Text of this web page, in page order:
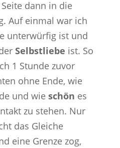
dann in die
Auf einmal war ich
unterwürfig ist und
Selbstliebe ist. So
1 Stunde zuvor
ohne Ende, wie
und wie schön es
zu stehen. Nur
das Gleiche
eine Grenze zog,